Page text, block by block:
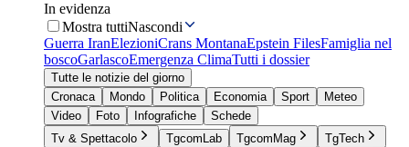
In evidenza
Mostra tuttiNascondi
Guerra IranElezioniCrans MontanaEpstein FilesFamiglia nel
boscoGarlascoEmergenza ClimaTutti i dossier
Tutte le notizie del giorno
Cronaca
Mondo Politica Economia Sport
Meteo
Video
Foto Infografiche
Schede
Tv & Spettacolo
TgcomLab TgcomMag
TgTech